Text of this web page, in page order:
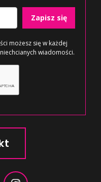
Zapisz się
możesz się w każdej
wiadomości.